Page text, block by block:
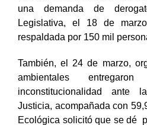
una demanda de
Legislativa, el 18 de
respaldada por 150 mil
También, el 24 de marzo,
ambientales
inconstitucionalidad ante
Justicia, acompañada con
Ecológica solicitó que se dé